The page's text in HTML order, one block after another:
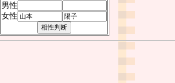
男性
女性